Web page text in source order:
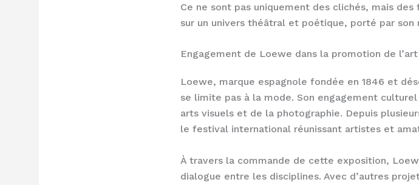
Ce ne sont pas uniquement des clichés, mais
sur un univers théâtral et poétique, porté par son
Engagement de Loewe dans la promotion de
Loewe, marque espagnole fondée en 1846 et
se limite pas à la mode. Son engagement
arts visuels et de la photographie. Depuis
le festival international réunissant artistes et
À travers la commande de cette exposition,
dialogue entre les disciplines. Avec d’autres